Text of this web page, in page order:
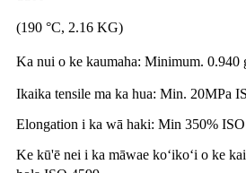
(190 °C, 2.16 KG)
Ka nui o ke kaumaha: Minimum. 0.940
Ikaika tensile ma ka hua: Min. 20MPa
Elongation i ka wā haki: Min 350%
Ke kū'ē nei i ka māwae koʻikoʻi o ke